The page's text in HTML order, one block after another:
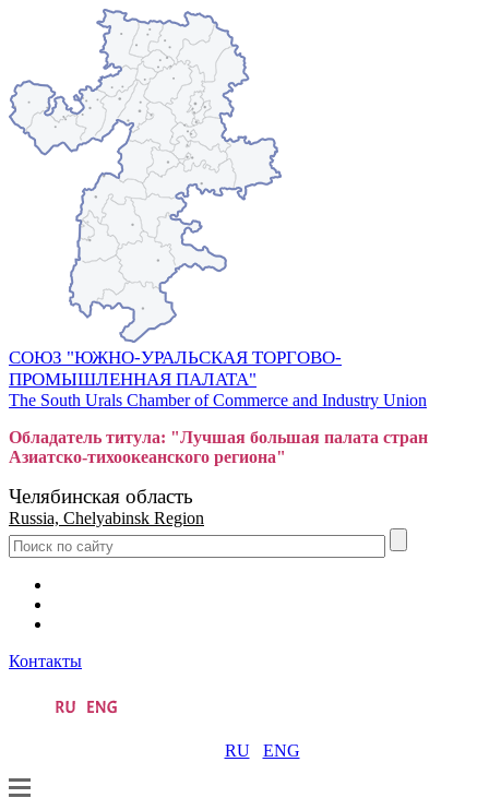
СОЮЗ "ЮЖНО-УРАЛЬСКАЯ ТОРГОВО-
ПРОМЫШЛЕННАЯ ПАЛАТА"
The South Urals Chamber of Commerce and Industry Union
Обладатель титула: "Лучшая большая палата стран
Азиатско-тихоокеанского региона"
Челябинская область
Russia, Chelyabinsk Region
Контакты
RU ENG